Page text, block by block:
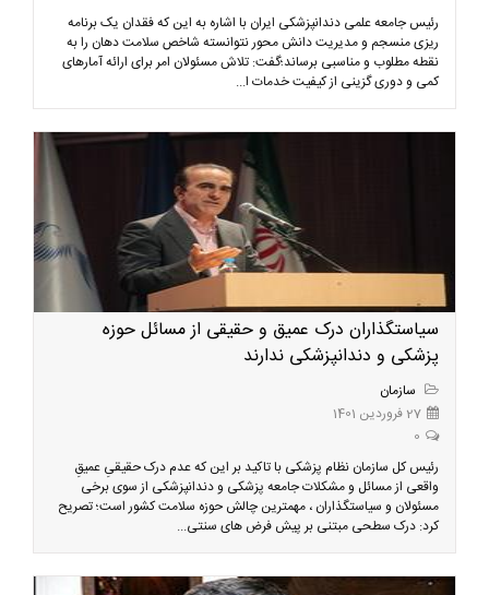
رئیس جامعه علمی دندانپزشکی ایران با اشاره به این که فقدان یک برنامه
ریزی منسجم و مدیریت دانش محور نتوانسته شاخص سلامت دهان را به
نقطه مطلوب و مناسبی برساند؛گفت: تلاش مسئولان امر برای ارائه آمارهای
کمی و دوری گزینی از کیفیت خدمات ا...
سیاستگذاران درک عمیق و حقیقی از مسائل حوزه
پزشکی و دندانپزشکی ندارند
سازمان
27 فروردین 1401
0
رئیس کل سازمان نظام پزشکی با تاکید بر این که عدم درک حقیقیِ عمیقِ
واقعی از مسائل و مشکلات جامعه پزشکی و دندانپزشکی از سوی برخی
مسئولان و سیاستگذاران ، مهمترین چالش حوزه سلامت کشور است؛ تصریح
کرد: درک سطحی مبتنی بر پیش فرض های سنتی...